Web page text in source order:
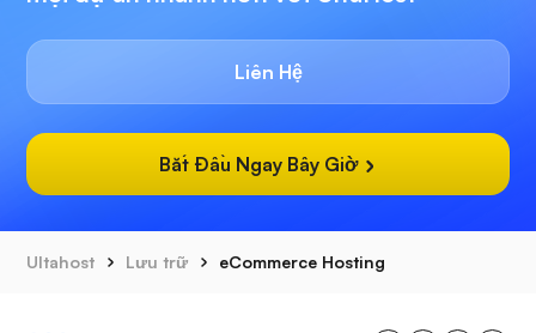
Liên Hệ
Bắt Đầu Ngay Bây Giờ
Ultahost Lưu trữ eCommerce Hosting